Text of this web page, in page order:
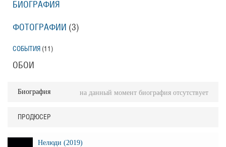
БИОГРАФИЯ
ФОТОГРАФИИ (3)
СОБЫТИЯ (11 )
ОБОИ
Биография на данный момент биография отсутствует
ПРОДЮСЕР
Нелюди (2019)